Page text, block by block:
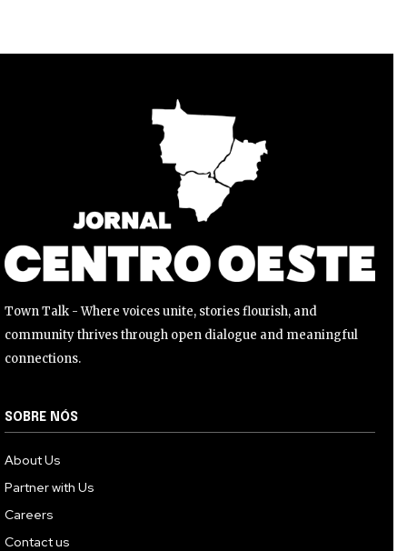
INSCREVER
Li e aceito aPolítica de Privacidade
Town Talk - Where voices unite, stories flourish, and
community thrives through open dialogue and meaningful
connections.
SOBRE NÓS
About Us
Partner with Us
Careers
Contact us